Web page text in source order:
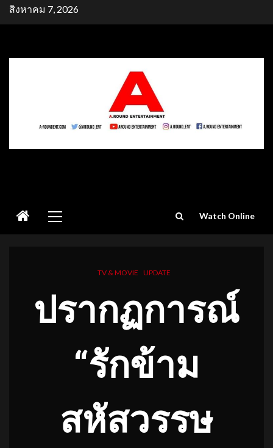
Skipสิงหาคม 7, 2026
Menu
Watch Online
TV & MOVIE UPDATE
ปรากฏการณ์
“รักข้าม
สหัสวรรษ